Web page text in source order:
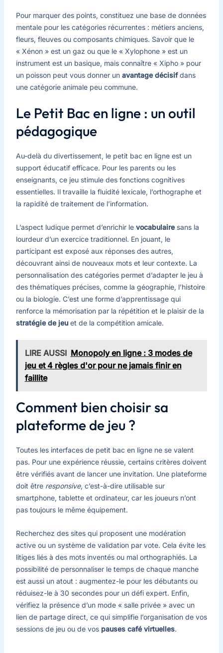
Pour marquer des points, constituez une base de données
mentale pour les catégories récurrentes : métiers anciens,
fleurs, fleuves ou composants chimiques. Savoir que le
« Xénon » est un gaz ou que le « Xylophone » est un
instrument est un basique, mais connaître « Xipho » pour
un poisson peut vous donner un avantage décisifdans
une catégorie animale peu commune.
Le Petit Bac en ligne : un outil
pédagogique
Au-delà du divertissement, le petit bac en ligne est un
support éducatif efficace. Pour les parents ou les
enseignants, ce jeu stimule des fonctions cognitives
essentielles. Il travaille la fluidité lexicale, l’orthographe et
la rapidité de traitement de l’information.
L’aspect ludique permet d’enrichir le vocabulairesans la
lourdeur d’un exercice traditionnel. En jouant, le
participant est exposé aux réponses des autres,
découvrant ainsi de nouveaux mots et leur contexte. La
personnalisation des catégories permet d’adapter le jeu à
des thématiques précises, comme la géographie, l’histoire
ou la biologie. C’est une forme d’apprentissage qui
renforce la mémorisation par la répétition et le plaisir de la
stratégie de jeuet de la compétition amicale.
LIRE AUSSI Monopoly en ligne : 3 modes de
jeu et 4 règles d'or pour ne jamais finir en
faillite
Comment bien choisir sa
plateforme de jeu ?
Toutes les interfaces de petit bac en ligne ne se valent
pas. Pour une expérience réussie, certains critères doivent
être vérifiés avant de lancer une invitation. Une plateforme
doit être responsive, c’est-à-dire utilisable sur
smartphone, tablette et ordinateur, car les joueurs n’ont
pas toujours le même équipement.
Recherchez des sites qui proposent une modération
active ou un système de validation par vote. Cela évite les
litiges liés à des mots inventés ou mal orthographiés. La
possibilité de personnaliser le temps de chaque manche
est aussi un atout : augmentez-le pour les débutants ou
réduisez-le à 30 secondes pour un défi expert. Enfin,
vérifiez la présence d’un mode « salle privée » avec un
lien de partage direct, ce qui simplifie l’organisation de vos
sessions de jeu ou de vos pauses café virtuelles.